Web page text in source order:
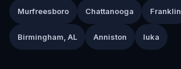
Murfreesboro Chattanooga Franklin
Birmingham, AL Anniston Iuka